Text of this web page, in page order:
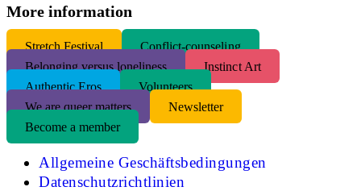
More information
Stretch Festival
Conflict-counseling
Belonging versus loneliness
Instinct Art
Authentic Eros
Volunteers
We are queer matters
Newsletter
Become a member
Allgemeine Geschäftsbedingungen
Datenschutzrichtlinien